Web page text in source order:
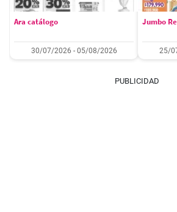
Ara catálogo
30/07/2026 - 05/08/2026
Jumbo
25/
PUBLICIDAD